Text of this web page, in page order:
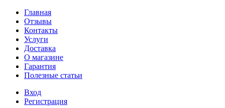
Главная
Отзывы
Контакты
Услуги
Доставка
О магазине
Гарантия
Полезные статьи
Вход
Регистрация